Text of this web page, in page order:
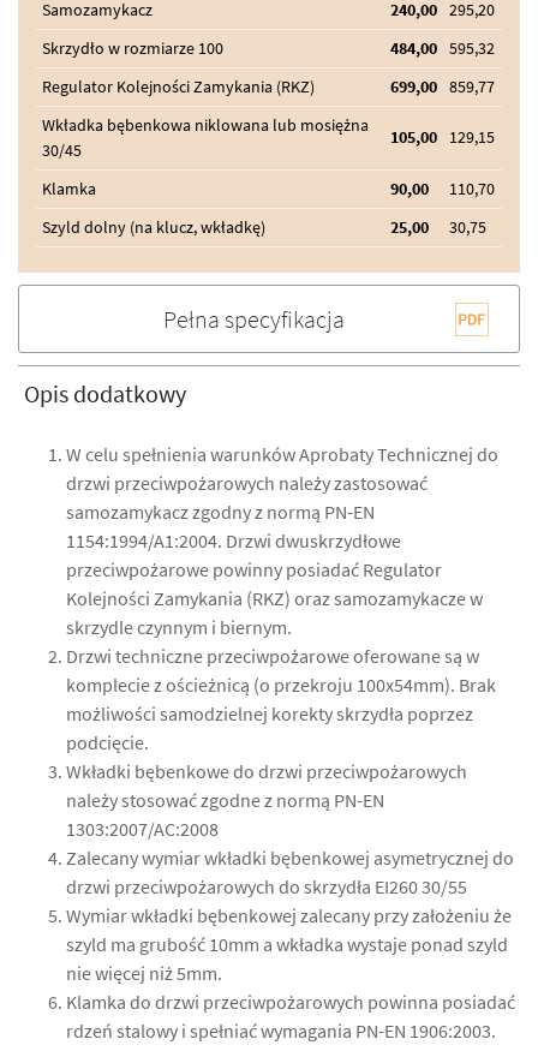
Samozamykacz
240,00 295,20
Skrzydło w rozmiarze 100
484,00 595,32
Regulator Kolejności Zamykania (RKZ)
699,00 859,77
Wkładka bębenkowa niklowana lub mosiężna
30/45
105,00 129,15
Klamka 90,00
110,70
Szyld dolny (na klucz, wkładkę)
25,00 30,75
Pełna specyfikacja
Opis dodatkowy
W celu spełnienia warunków Aprobaty Technicznej do
drzwi przeciwpożarowych należy zastosować
samozamykacz zgodny z normą PN-EN
1154:1994/A1:2004. Drzwi dwuskrzydłowe
przeciwpożarowe powinny posiadać Regulator
Kolejności Zamykania (RKZ) oraz samozamykacze w
skrzydle czynnym i biernym.
Drzwi techniczne przeciwpożarowe oferowane są w
komplecie z ościeżnicą (o przekroju 100x54mm). Brak
możliwości samodzielnej korekty skrzydła poprzez
podcięcie.
Wkładki bębenkowe do drzwi przeciwpożarowych
należy stosować zgodne z normą PN-EN
1303:2007/AC:2008
Zalecany wymiar wkładki bębenkowej asymetrycznej do
drzwi przeciwpożarowych do skrzydła EI260 30/55
Wymiar wkładki bębenkowej zalecany przy założeniu że
szyld ma grubość 10mm a wkładka wystaje ponad szyld
nie więcej niż 5mm.
Klamka do drzwi przeciwpożarowych powinna posiadać
rdzeń stalowy i spełniać wymagania PN-EN 1906:2003.